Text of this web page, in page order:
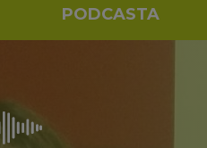
PODCASTA